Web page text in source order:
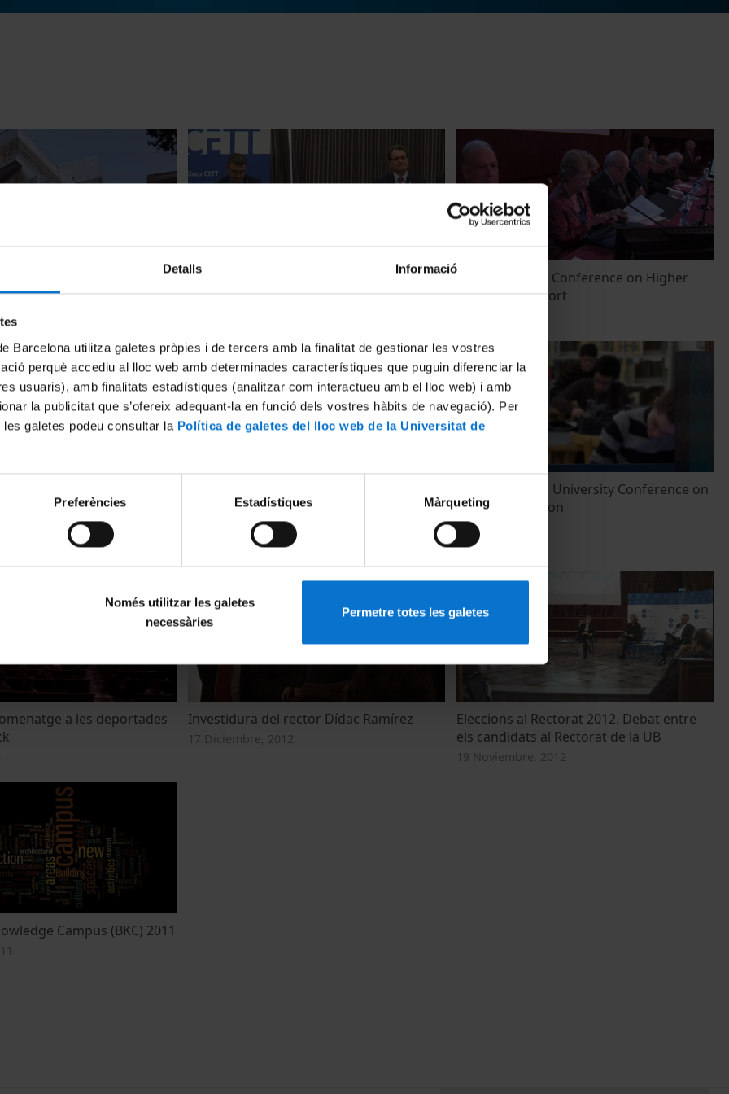
Detalls Informació
Barcelona utilitza galetes pròpies i de tercers amb la finalitat de gestionar les vostres
perquè accediu al lloc web amb determinades característiques que puguin diferenciar la
usuaris), amb finalitats estadístiques (analitzar com interactueu amb el lloc web) i amb
la publicitat que s’ofereix adequant-la en funció dels vostres hàbits de navegació). Per
galetes podeu consultar la Política de galetes del lloc web de la Universitat de
Preferències Estadístiques Màrqueting
Només utilitzar les galetes
necessàries
Permetre totes les galetes
a El Carme
Acte d'obertura curs acadèmic 2013-2014
CETT
First Arab Euro Conference on Higher
Education. Report
2013 a la Universitat de
University on Higher Education
3 Abril, 2013
First Arab-Euro University Conference on
Higher Education
18 Marzo, 2013
a les deportades
Investidura del rector Dídac Ramírez
17 Diciembre, 2012
Eleccions al Rectorat 2012. Debat entre
els candidats al Rectorat de la UB
19 Noviembre, 2012
Campus (BKC) 2011